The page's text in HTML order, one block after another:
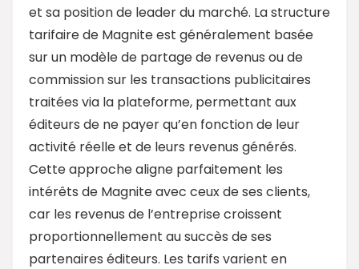
et sa position de leader du marché. La structure
tarifaire de Magnite est généralement basée
sur un modèle de partage de revenus ou de
commission sur les transactions publicitaires
traitées via la plateforme, permettant aux
éditeurs de ne payer qu’en fonction de leur
activité réelle et de leurs revenus générés.
Cette approche aligne parfaitement les
intérêts de Magnite avec ceux de ses clients,
car les revenus de l’entreprise croissent
proportionnellement au succès de ses
partenaires éditeurs. Les tarifs varient en